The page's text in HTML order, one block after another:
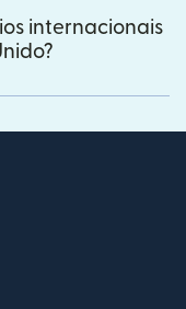
internacionais